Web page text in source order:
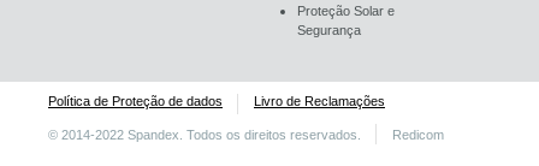
Proteção Solar e
Segurança
Política de Proteção de dados Livro de Reclamações
© 2014-2022 Spandex. Todos os direitos reservados. Redicom